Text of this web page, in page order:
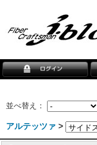
並べ替え：
アルテッツァ >